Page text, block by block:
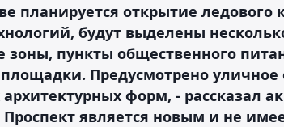
планируется открытие
будут выделены
зоны, пункты общественного
Предусмотрено уличное
форм, - рассказал
Проспект является новым и не